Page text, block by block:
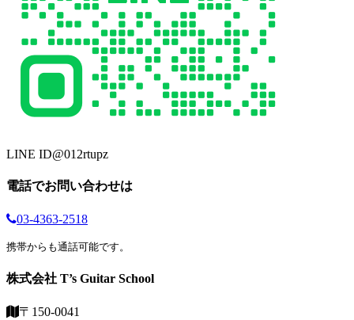
LINE ID@012rtupz
電話でお問い合わせは
03-4363-2518
携帯からも通話可能です。
株式会社 T’s Guitar School
〒150-0041